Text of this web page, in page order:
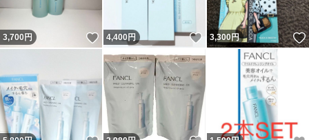
3,700 円 いいね！
4,400円 いいね！
3,300円